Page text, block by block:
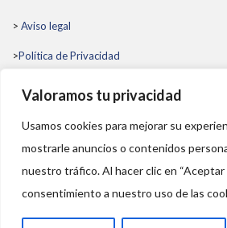
Valoramos tu privacidad
Usamos cookies para mejorar su
mostrarle anuncios o contenidos
nuestro tráfico. Al hacer clic en “Aceptar
consentimiento a nuestro uso de las
> Aviso legal
>Política de Privacidad
Código Ético